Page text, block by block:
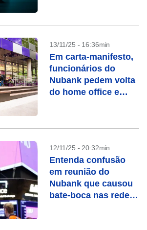
13/11/25 - 16:36min
Em carta-manifesto,
funcionários do
Nubank pedem volta
do home office e
12/11/25 - 20:32min
Entenda confusão
em reunião do
Nubank que causou
bate-boca nas redes